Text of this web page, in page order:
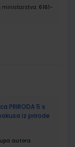
ministarstva: 6161-
PRIRODA 5 s
iz prirode
autora